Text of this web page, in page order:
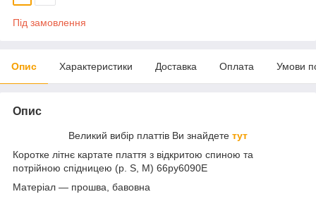
Під замовлення
Опис Характеристики Доставка Оплата Умови
Опис
Великий вибір платтів Ви знайдете тут
Коротке літнє картате плаття з відкритою спиною та
потрійною спідницею (р. S, M) 66py6090Е
Матеріал — прошва, бавовна